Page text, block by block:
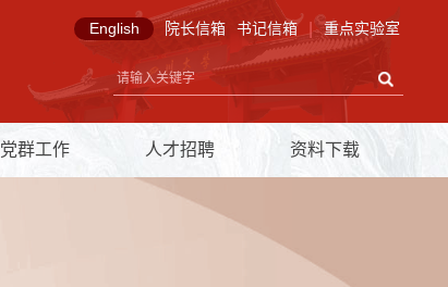
重点实验室
书记信箱
院长信箱
English
党群工作 人才招聘 资料下载